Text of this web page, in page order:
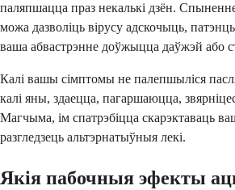
паляпшацца праз некалькі дзён.
можа дазволіць вірусу адскочыць,
ваша абвастрэнне доўжыцца даўжэй або
Калі вашы сімптомы не палепшыліся
калі яны, здаецца, пагаршаюцца,
Магчыма, ім спатрэбіцца скарэктаваць
разгледзець альтэрнатыўныя лекі.
Якія пабочныя эфекты